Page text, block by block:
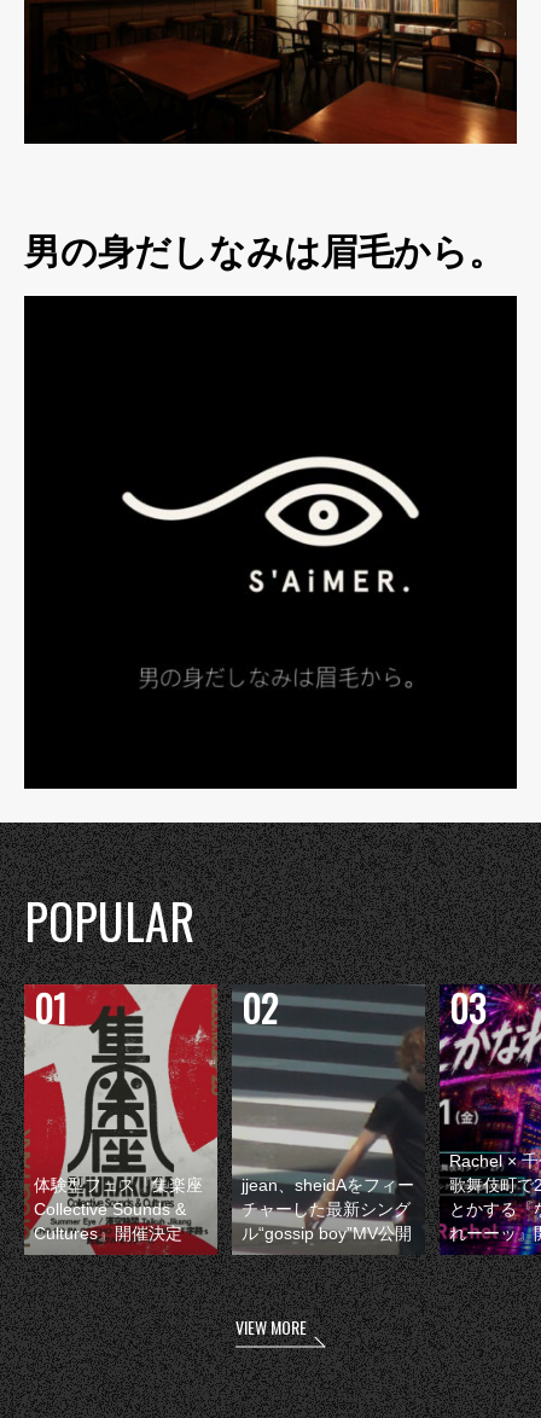
男の身だしなみは眉毛から。
POPULAR
体験型フェス『集楽座
Collective Sounds &
Cultures』開催決定
jjean、sheidAをフィー
チャーした最新シング
ル“gossip boy”MV公開
Rachel ×
歌舞伎町で
とかする『
れーーッ』
VIEW MORE